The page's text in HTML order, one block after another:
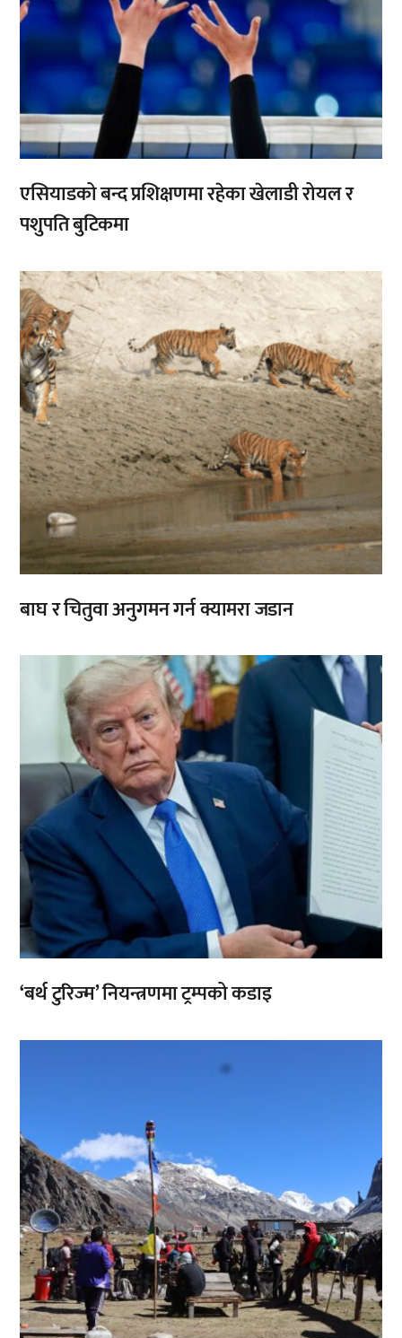
एसियाडको बन्द प्रशिक्षणमा रहेका खेलाडी रोयल र
पशुपति बुटिकमा
बाघ र चितुवा अनुगमन गर्न क्यामरा जडान
‘बर्थ टुरिज्म’ नियन्त्रणमा ट्रम्पको कडाइ